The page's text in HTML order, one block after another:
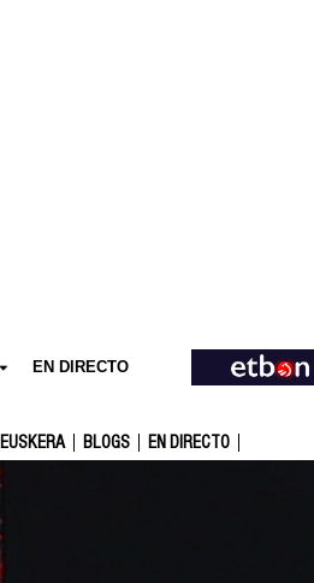
EN DIRECTO
EUSKERA BLOGS EN DIRECTO